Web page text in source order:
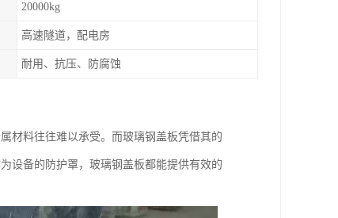
20000kg
高速隧道，配电房
耐用、抗压、防腐蚀
材料往往难以承受。而玻璃钢盖板凭借其的
设备的防护罩，玻璃钢盖板都能提供有效的